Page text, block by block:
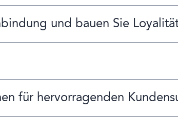
und bauen Sie
für hervorragenden